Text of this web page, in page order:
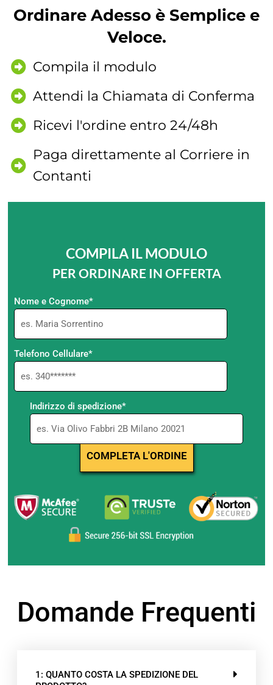
Ordinare Adesso è Semplice e
Veloce.
Compila il modulo
Attendi la Chiamata di Conferma
Ricevi l'ordine entro 24/48h
Paga direttamente al Corriere in
Contanti
COMPILA IL MODULO
PER ORDINARE IN OFFERTA
Nome e Cognome*
Telefono Cellulare*
Indirizzo di spedizione*
Domande Frequenti
1: QUANTO COSTA LA SPEDIZIONE DEL